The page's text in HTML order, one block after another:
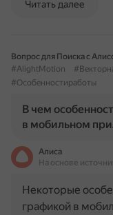
Читать далее
Вопрос для Поиска с
#AlightMotion
#Особенностиработы
В чем
в мобильном
Алиса
На основе
Некоторые
графикой в